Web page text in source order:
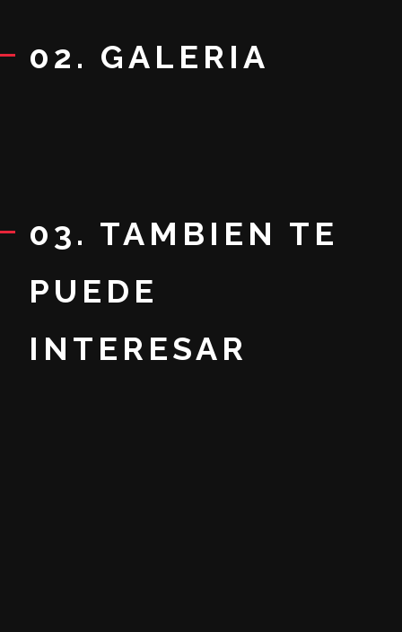
02. GALERIA
03. TAMBIEN TE
PUEDE
INTERESAR